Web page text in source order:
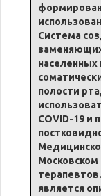
Система
населенных
полости
COVID-19 и
является